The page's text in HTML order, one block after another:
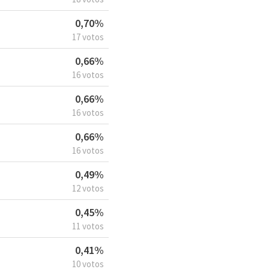
0,70%
17 votos
0,66%
16 votos
0,66%
16 votos
0,66%
16 votos
0,49%
12 votos
0,45%
11 votos
0,41%
10 votos